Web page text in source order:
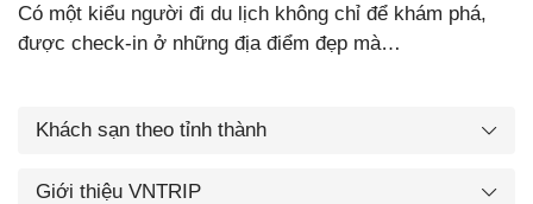
Có một kiểu người đi du lịch không chỉ để khám phá,
được check-in ở những địa điểm đẹp mà…
Khách sạn theo tỉnh thành
Giới thiệu VNTRIP